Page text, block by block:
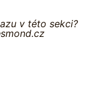
v této sekci?